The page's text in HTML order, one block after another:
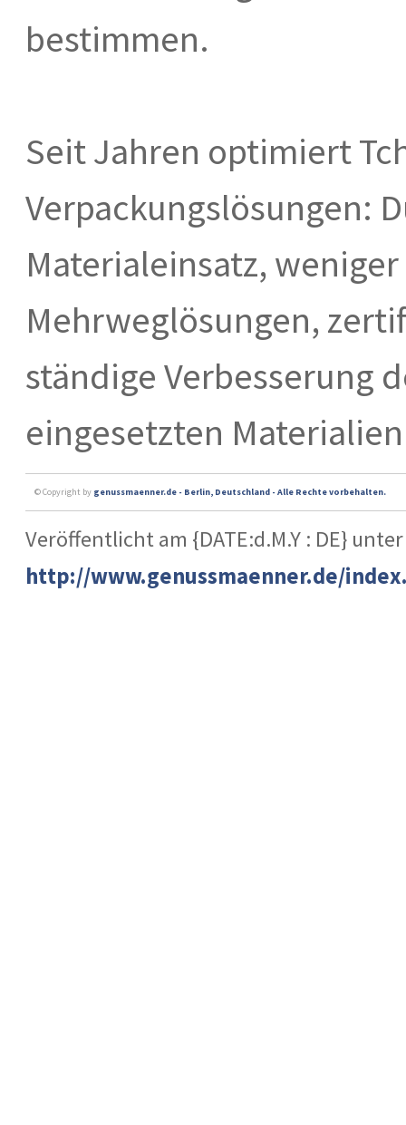
bestimmen.
Seit Jahren optimiert
Verpackungslösungen:
Materialeinsatz,
Mehrweglösungen,
ständige Verbesserung
eingesetzten
© Copyright by genussmaenner.de - Berlin, Deutschland - Alle Rechte vorbehalten.
Veröffentlicht am {DATE:d.M.Y : DE}
http://www.genussmaenner.de/